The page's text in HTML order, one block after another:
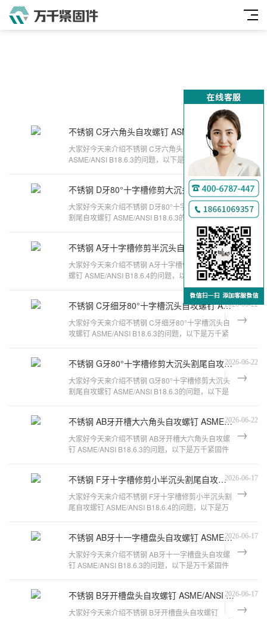
不锈钢 C牙六角头自攻螺钉 ASME/ANSI B18.6.3
2026-06-24
大家好今天来介绍不锈钢 C牙六角头自攻螺钉
ASME/ANSI B18.6.3的问题，以下是万千紧固件小编
对此问题的归纳整理，来看看吧。自攻螺丝
不锈钢 D牙80°十字槽修剪大沉头割尾自攻螺钉 ASME/ANSI B18.6.3
2026-06-24
大家好今天来介绍不锈钢 D牙80°十字槽修剪大沉头
割尾自攻螺钉 ASME/ANSI B18.6.3的问题，以下是
不锈钢 A牙十字槽修剪半沉头自攻螺钉 ASME/ANSI B18.6.4
2026-06-24
大家好今天来介绍不锈钢 A牙十字槽修剪半沉头自攻
螺钉 ASME/ANSI B18.6.4的问题，以下是万千紧固
件小编对此问题的归纳整理，来看看吧
不锈钢 C牙细牙80°十字槽沉头自攻螺钉 ASME/ANSI B18.6.3
2026-06-22
大家好今天来介绍不锈钢 C牙细牙80°十字槽沉头自
攻螺钉 ASME/ANSI B18.6.3的问题，以下是万千紧
不锈钢 G牙80°十字槽修剪大沉头割尾自攻螺钉 ASME/ANSI B18.6.3
2026-06-22
大家好今天来介绍不锈钢 G牙80°十字槽修剪大沉头
割尾自攻螺钉 ASME/ANSI B18.6.3的问题，以下是
不锈钢 AB牙开槽大六角头自攻螺钉 ASME/ANSI B18.6.3
2026-06-22
大家好今天来介绍不锈钢 AB牙开槽大六角头自攻螺
钉 ASME/ANSI B18.6.3的问题，以下是万千紧固件
不锈钢 F牙十字槽修剪小半沉头割尾自攻螺钉 ASME/ANSI B18.6.42026-06-17
大家好今天来介绍不锈钢 F牙十字槽修剪小半沉头割
尾自攻螺钉 ASME/ANSI B18.6.4的问题，以下是万
不锈钢 AB牙十一字槽盘头自攻螺钉 ASME/ANSI B18.6.3
2026-06-17
大家好今天来介绍不锈钢 AB牙十一字槽盘头自攻螺
钉 ASME/ANSI B18.6.3的问题，以下是万千紧固件
不锈钢 B牙开槽盘头自攻螺钉 ASME/ANSI B18.6.3
2026-06-17
大家好今天来介绍不锈钢 B牙开槽盘头自攻螺钉
工